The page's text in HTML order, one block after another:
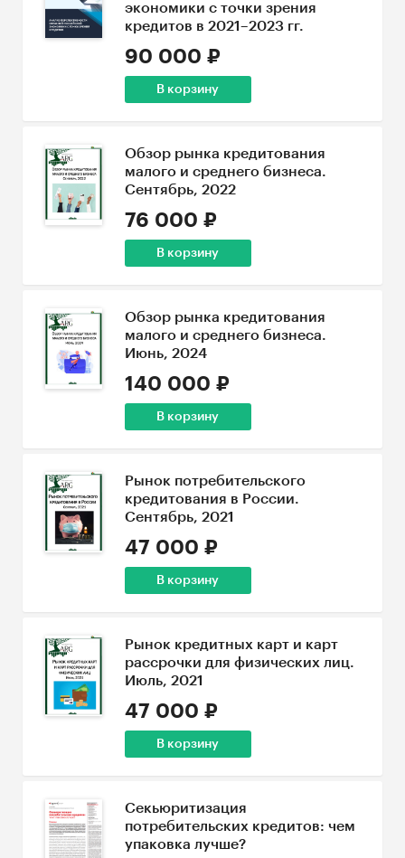
экономики с точки зрения
кредитов в 2021–2023 гг.
90 000 ₽
В корзину
Обзор рынка кредитования
малого и среднего бизнеса.
Сентябрь, 2022
76 000 ₽
В корзину
Обзор рынка кредитования
малого и среднего бизнеса.
Июнь, 2024
140 000 ₽
В корзину
Рынок потребительского
кредитования в России.
Сентябрь, 2021
47 000 ₽
В корзину
Рынок кредитных карт и карт
рассрочки для физических лиц.
Июль, 2021
47 000 ₽
В корзину
Секьюритизация
потребительских кредитов: чем
упаковка лучше?